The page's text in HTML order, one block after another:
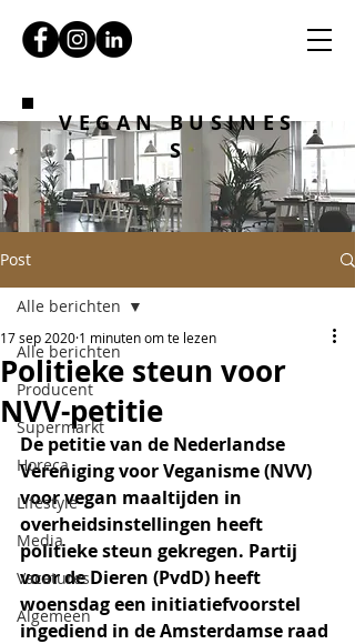
VEGAN BUSINES
S
Post
Alle berichten
Producent
Supermarkt
Horeca
Lifestyle
Media
Vacatures
Algemeen
Alle berichten
Politieke steun voor
NVV-petitie
17 sep 2020 1 minuten om te lezen
De petitie van de Nederlandse
Vereniging voor Veganisme (NVV)
voor vegan maaltijden in
overheidsinstellingen heeft
politieke steun gekregen. Partij
voor de Dieren (PvdD) heeft
woensdag een initiatiefvoorstel
ingediend in de Amsterdamse raad